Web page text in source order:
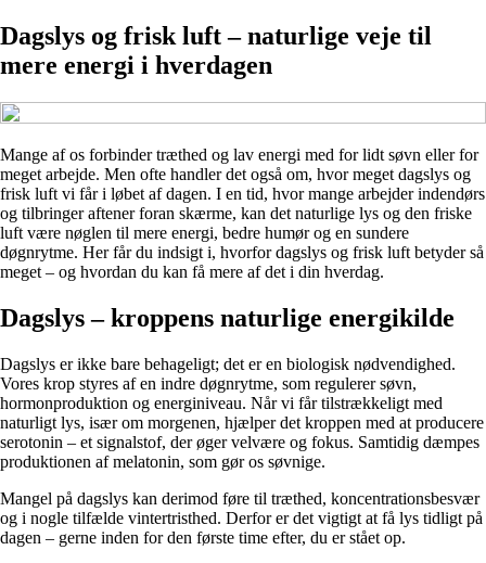
Dagslys og frisk luft – naturlige veje til
mere energi i hverdagen
Mange af os forbinder træthed og lav energi med for lidt søvn eller for
meget arbejde. Men ofte handler det også om, hvor meget dagslys og
frisk luft vi får i løbet af dagen. I en tid, hvor mange arbejder indendørs
og tilbringer aftener foran skærme, kan det naturlige lys og den friske
luft være nøglen til mere energi, bedre humør og en sundere
døgnrytme. Her får du indsigt i, hvorfor dagslys og frisk luft betyder så
meget – og hvordan du kan få mere af det i din hverdag.
Dagslys – kroppens naturlige energikilde
Dagslys er ikke bare behageligt; det er en biologisk nødvendighed.
Vores krop styres af en indre døgnrytme, som regulerer søvn,
hormonproduktion og energiniveau. Når vi får tilstrækkeligt med
naturligt lys, især om morgenen, hjælper det kroppen med at producere
serotonin – et signalstof, der øger velvære og fokus. Samtidig dæmpes
produktionen af melatonin, som gør os søvnige.
Mangel på dagslys kan derimod føre til træthed, koncentrationsbesvær
og i nogle tilfælde vintertristhed. Derfor er det vigtigt at få lys tidligt på
dagen – gerne inden for den første time efter, du er stået op.